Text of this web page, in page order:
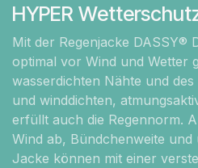
HYPER
Mit der Regenjacke DASSY®
optimal vor Wind und Wetter
wasserdichten Nähte und
und winddichten,
erfüllt auch die Regennorm.
Wind ab, Bündchenweite
Jacke können mit einer